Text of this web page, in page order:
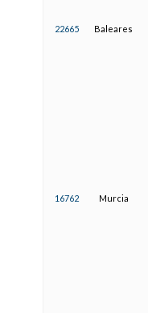
22665 Baleares
16762 Murcia